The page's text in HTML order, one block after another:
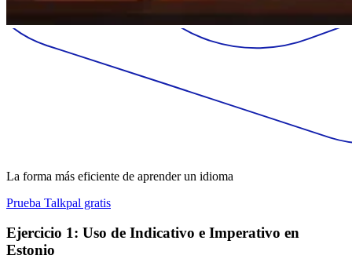
La forma más eficiente de aprender un idioma
Prueba Talkpal gratis
Ejercicio 1: Uso de Indicativo e Imperativo en
Estonio